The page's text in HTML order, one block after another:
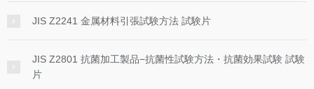
JIS Z2241 金属材料引張試験方法 試験片
JIS Z2801 抗菌加工製品−抗菌性試験方法・抗菌効果試験 試験
片